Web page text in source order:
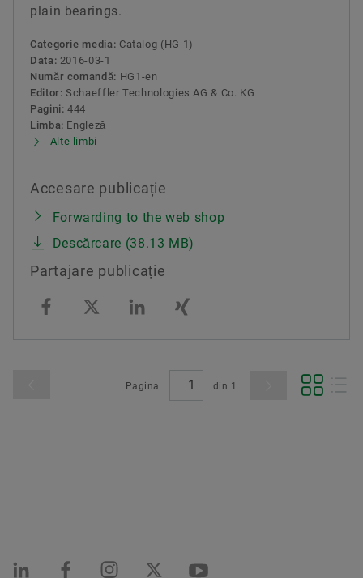
plain bearings.
Categorie media: Catalog (HG 1)
Data: 2016-03-1
Număr comandă: HG1-en
Editor: Schaeffler Technologies AG & Co. KG
Pagini: 444
Limba: Engleză
Alte limbi
Accesare publicație
Forwarding to the web shop
Descărcare (38.13 MB)
Partajare publicație
Pagina din 1